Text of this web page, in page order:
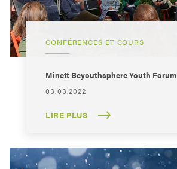
CONFÉRENCES ET COURS
Minett Beyouthsphere Youth Forum
03.03.2022
LIRE PLUS